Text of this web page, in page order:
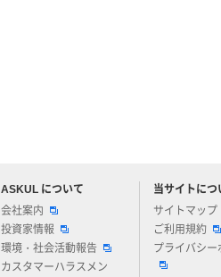
ASKUL について
会社案内
投資家情報
環境・社会活動報告
カスタマーハラスメン
当サイトにつ
サイトマップ
ご利用規約
プライバシー
アスクルについてお気軽にご質問ください